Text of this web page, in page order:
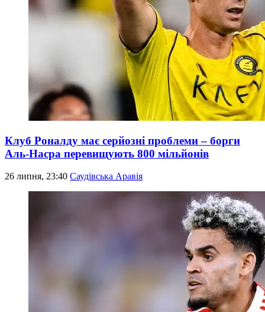
Клуб Роналду має серйозні проблеми – борги
Аль-Насра перевищують 800 мільйонів
26 липня, 23:40 Саудівська Аравія